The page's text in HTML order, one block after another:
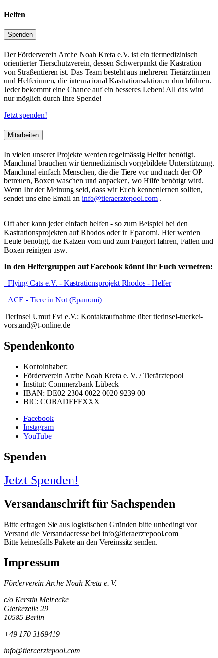
Helfen
Spenden
Der Förderverein Arche Noah Kreta e.V. ist ein tiermedizinisch
orientierter Tierschutzverein, dessen Schwerpunkt die Kastration
von Straßentieren ist. Das Team besteht aus mehreren Tierärztinnen
und Helferinnen, die international Kastrationsaktionen durchführen.
Jeder bekommt eine Chance auf ein besseres Leben! All das wird
nur möglich durch Ihre Spende!
Jetzt spenden!
Mitarbeiten
In vielen unserer Projekte werden regelmässig Helfer benötigt.
Manchmal brauchen wir tiermedizinisch vorgebildete Unterstützung.
Manchmal einfach Menschen, die die Tiere vor und nach der OP
betreuen, Boxen waschen und anpacken, wo Hilfe benötigt wird.
Wenn Ihr der Meinung seid, dass wir Euch kennenlernen sollten,
sendet uns eine Email an info@tieraerztepool.com .
Oft aber kann jeder einfach helfen - so zum Beispiel bei den
Kastrationsprojekten auf Rhodos oder in Epanomi. Hier werden
Leute benötigt, die Katzen vom und zum Fangort fahren, Fallen und
Boxen reinigen usw.
In den Helfergruppen auf Facebook könnt Ihr Euch vernetzen:
Flying Cats e.V. - Kastrationsprojekt Rhodos - Helfer
ACE - Tiere in Not (Epanomi)
TierInsel Umut Evi e.V.: Kontaktaufnahme über tierinsel-tuerkei-
vorstand@t-online.de
Spendenkonto
Kontoinhaber:
Förderverein Arche Noah Kreta e. V. / Tierärztepool
Institut: Commerzbank Lübeck
IBAN: DE02 2304 0022 0020 9239 00
BIC: COBADEFFXXX
Facebook
Instagram
YouTube
Spenden
Jetzt Spenden!
Versandanschrift für Sachspenden
Bitte erfragen Sie aus logistischen Gründen bitte unbedingt vor
Versand die Versandadresse bei info@tieraerztepool.com
Bitte keinesfalls Pakete an den Vereinssitz senden.
Impressum
Förderverein Arche Noah Kreta e. V.
c/o Kerstin Meinecke
Gierkezeile 29
10585 Berlin
+49 170 3169419
info@tieraerztepool.com